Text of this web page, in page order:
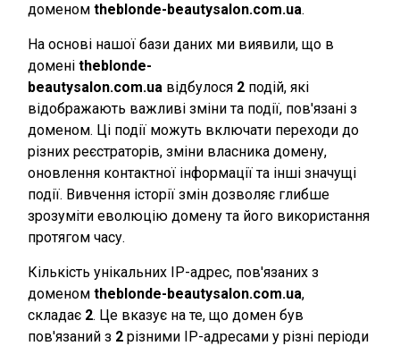
доменом theblonde-beautysalon.com.ua.
На основі нашої бази даних ми виявили, що в
домені theblonde-
beautysalon.com.ua відбулося 2 подій, які
відображають важливі зміни та події, пов'язані з
доменом. Ці події можуть включати переходи до
різних реєстраторів, зміни власника домену,
оновлення контактної інформації та інші значущі
події. Вивчення історії змін дозволяє глибше
зрозуміти еволюцію домену та його використання
протягом часу.
Кількість унікальних IP-адрес, пов'язаних з
доменом theblonde-beautysalon.com.ua,
складає 2. Це вказує на те, що домен був
пов'язаний з 2 різними IP-адресами у різні періоди